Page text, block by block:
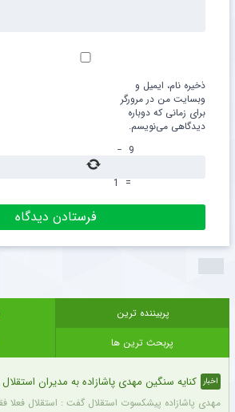
ذخیره نام، ایمیل و
وبسایت من در مرورگر
برای زمانی که دوباره
دیدگاهی می‌نویسم.
9
−
=
1
پربیننده ترین
پربحث ترین ها
اخبار کنایه سنگین مهدی پاشازاده به مدیران
مهدی پاشازاده پیشکسوت استقلال گفت : استقلال